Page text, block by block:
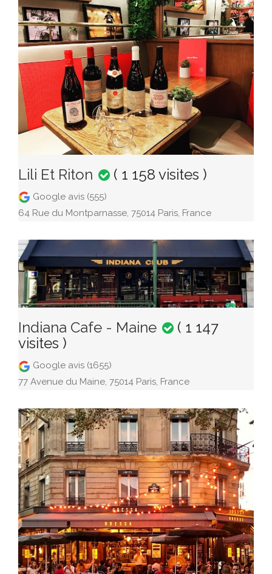
Lili Et Riton ( 1 158 visites )
Google avis (555)
64 Rue du Montparnasse, 75014 Paris, France
Indiana Cafe - Maine
( 1 147
visites )
Google avis (1655)
77 Avenue du Maine, 75014 Paris, France